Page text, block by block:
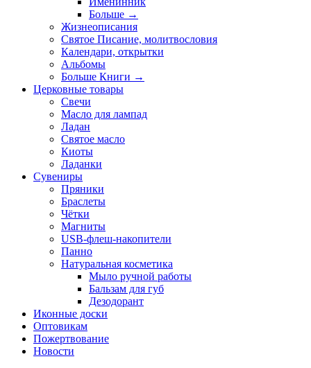
Больше →
Жизнеописания
Святое Писание, молитвословия
Календари, открытки
Альбомы
Больше Книги →
Церковные товары
Свечи
Масло для лампад
Ладан
Святое масло
Киоты
Ладанки
Сувениры
Пряники
Браслеты
Чётки
Магниты
USB-флеш-накопители
Панно
Натуральная косметика
Мыло ручной работы
Бальзам для губ
Дезодорант
Иконные доски
Оптовикам
Пожертвование
Новости